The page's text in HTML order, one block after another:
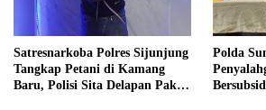
Satresnarkoba Polres Sijunjung
Tangkap Petani di Kamang
Baru, Polisi Sita Delapan Paket
Polda